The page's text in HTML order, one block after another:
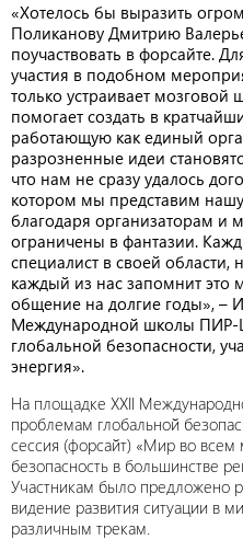
«Хотелось бы выразить
Поликанову Дмитрию
поучаствовать в форсайте.
участия в подобном
только устраивает мозговой
помогает создать в
работающую как единый
разрозненные идеи
что нам не сразу удалось
котором мы представим
благодаря организаторам и
ограничены в фантазии.
специалист в своей области,
каждый из нас запомнит это
общение на долгие годы», –
Международной школы ПИР-
глобальной безопасности,
энергия».
На площадке XXII
проблемам глобальной
сессия (форсайт) «Мир во
безопасность в большинстве
Участникам было предложено
видение развития ситуации в
различным трекам.